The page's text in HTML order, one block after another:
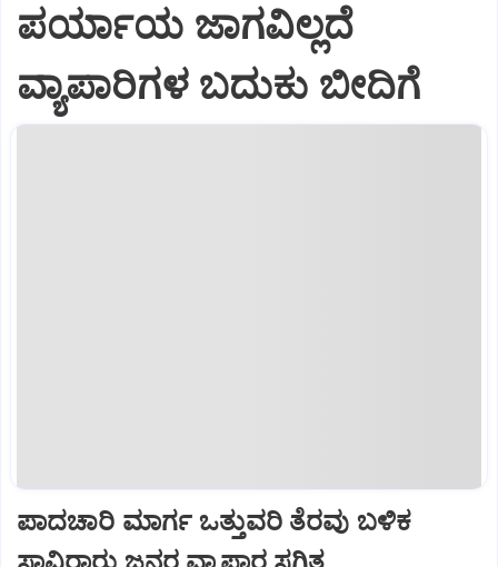
ಪರ್ಯಾಯ ಜಾಗವಿಲ್ಲದೆ
ವ್ಯಾಪಾರಿಗಳ ಬದುಕು ಬೀದಿಗೆ
ಪಾದಚಾರಿ ಮಾರ್ಗ ಒತ್ತುವರಿ ತೆರವು ಬಳಿಕ